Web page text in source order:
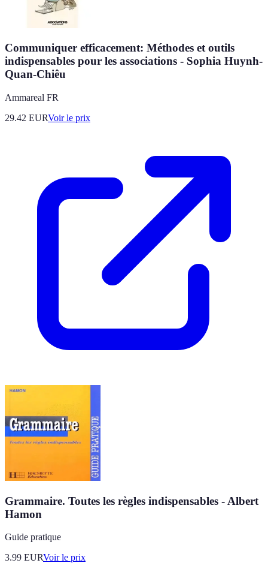
Communiquer efficacement: Méthodes et outils
indispensables pour les associations - Sophia Huynh-
Quan-Chiêu
Ammareal FR
29.42 EURVoir le prix
Grammaire. Toutes les règles indispensables - Albert
Hamon
Guide pratique
3.99 EURVoir le prix